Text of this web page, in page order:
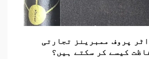
پروف ممبرینز تجارتی
کیسے کر سکتے ہیں؟